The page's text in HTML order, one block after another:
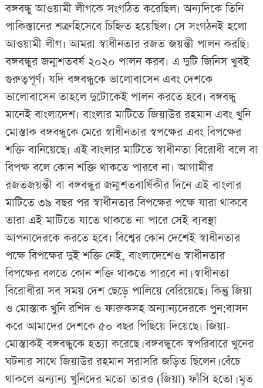
বঙ্গবন্ধু আওয়ামী লীগকে সংগঠিত করেছিল৷ অন্যদিকে তিনি
পাকিস্তানের শত্রু হিসেবে চিহ্নিত হয়েছিল৷ সে সংগঠনই হলো
আওয়ামী লীগ৷ আমরা স্বাধীনতার রজত জয়ন্তী পালন করছি৷
বঙ্গবন্ধুর জন্মশতবর্ষ ২০২০ পালন করব৷ এ দুটি জিনিস খুবই
গুরুত্বপূর্ণ৷ যদি বঙ্গবন্ধুকে ভালোবাসেন এবং দেশকে
ভালোবাসেন তাহলে দুটোকেই পালন করতে হবে৷ বঙ্গবন্ধু
মানেই বাংলাদেশ৷ বাংলার মাটিতে জিয়াউর রহমান এবং খুনি
মোস্তাক বঙ্গবন্ধুকে মেরে স্বাধীনতার স্বপক্ষের এবং বিপক্ষের
শক্তি বানিয়েছে৷ এই বাংলার মাটিতে স্বাধীনতা বিরোধী বলে বা
বিপক্ষ বলে কোন শক্তি থাকতে পারবে না৷ আগামীর
রজতজয়ন্তী বা বঙ্গবন্ধুর জন্মশতবার্ষিকীর দিনে এই বাংলার
মাটিতে ৩৯ বছর পর স্বাধীনতার বিপক্ষের পক্ষে যারা থাকবে
তারা এই মাটিতে যাতে থাকতে না পারে সেই ব্যবস্থা
আপনাদেরকে করতে হবে৷ বিশ্বের কোন দেশেই স্বাধীনতার
পক্ষে বিপক্ষের দুই শক্তি নেই, বাংলা‌দেশেও স্বাধীনতার
বিপ‌ক্ষের বল‌তে কোন শ‌ক্তি থাক‌তে পার‌বে না। স্বাধীনতা
বিরোধীরা সব সময় দেশ ছেড়ে পালিয়ে বেরিয়েছে৷ কিন্তুু জিয়া
ও মোস্তাক খুনি রশিদ ও ফারুকসহ অন্যান্যদেরকে পুন:বাসন
করে আমাদের দেশকে ৫০ বছর পিছিয়ে দিয়েছে৷ জিয়া-
মোস্তাকই বঙ্গবন্ধু‌কে হত্যা ক‌রে‌ছে। বঙ্গবন্ধুকে স্বপরিবারে খুনের
ঘটনার সাথে জিয়াউর রহমান সরাসরি জড়িত ছিলেন। বেঁচে
থাকলে অন্যান্য খুনিদের মতো তারও (জিয়া) ফাঁসি হতো। মৃত